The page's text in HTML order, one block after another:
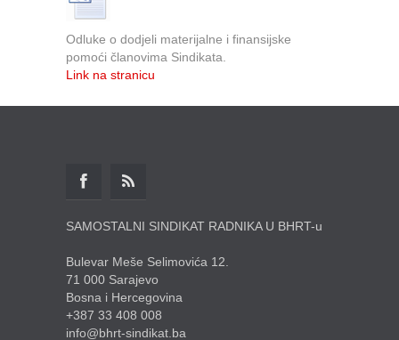
Odluke o dodjeli materijalne i finansijske
pomoći članovima Sindikata.
Link na stranicu
SAMOSTALNI SINDIKAT RADNIKA U BHRT-u
Bulevar Meše Selimovića 12.
71 000 Sarajevo
Bosna i Hercegovina
+387 33 408 008
info@bhrt-sindikat.ba